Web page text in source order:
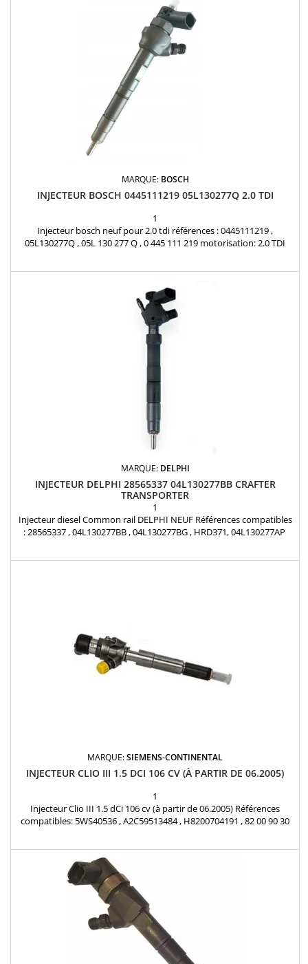
MARQUE: BOSCH
INJECTEUR BOSCH 0445111219 05L130277Q 2.0 TDI
1
Injecteur bosch neuf pour 2.0 tdi références : 0445111219 ,
05L130277Q , 05L 130 277 Q , 0 445 111 219 motorisation: 2.0 TDI
MARQUE: DELPHI
INJECTEUR DELPHI 28565337 04L130277BB CRAFTER
TRANSPORTER
1
Injecteur diesel Common rail DELPHI NEUF Références compatibles
: 28565337 , 04L130277BB , 04L130277BG , HRD371, 04L130277AP
MARQUE:SIEMENS-CONTINENTAL
INJECTEUR CLIO III 1.5 DCI 106 CV (À PARTIR DE 06.2005)
1
Injecteur Clio III 1.5 dCi 106 cv (à partir de 06.2005) Références
compatibles: 5WS40536 , A2C59513484 , H8200704191 , 82 00 90 30